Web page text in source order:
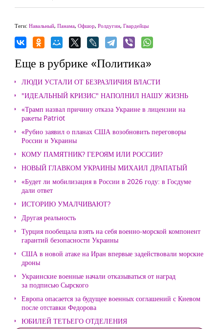
Теги: Навальный, Панама, Офшор, Ролдугин, Гвардейцы
Еще в рубрике «Политика»
ЛЮДИ УСТАЛИ ОТ БЕЗРАЗЛИЧИЯ ВЛАСТИ
"ИДЕАЛЬНЫЙ КРИЗИС" НАПОЛНИЛ НАШУ ЖИЗНЬ
«Трамп назвал причину отказа Украине в лицензии на
ракеты Patriot
«Рубио заявил о планах США возобновить переговоры
России и Украины
КОМУ ПАМЯТНИК? ГЕРОЯМ ИЛИ РОССИИ?
НОВЫЙ ГЛАВКОМ УКРАИНЫ МИХАИЛ ДРАПАТЫЙ
«Будет ли мобилизация в России в 2026 году: в Госдуме
дали ответ
ИСТОРИЮ УМАЛЧИВАЮТ?
Другая реальность
Турция пообещала взять на себя военно-морской компонент
гарантий безопасности Украины
США в новой атаке на Иран впервые задействовали морские
дроны
Украинские военные начали отказываться от наград
за подписью Сырского
Европа опасается за будущее военных соглашений с Киевом
после отставки Федорова
ЮБИЛЕЙ ТЕТЬЕГО ОТДЕЛЕНИЯ